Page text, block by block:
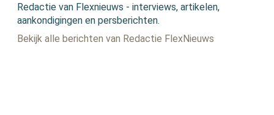
Redactie van Flexnieuws - interviews, artikelen,
aankondigingen en persberichten.
Bekijk alle berichten van Redactie FlexNieuws